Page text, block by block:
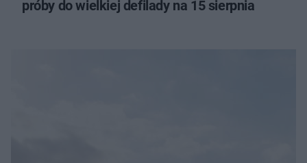
próby do wielkiej defilady na 15 sierpnia